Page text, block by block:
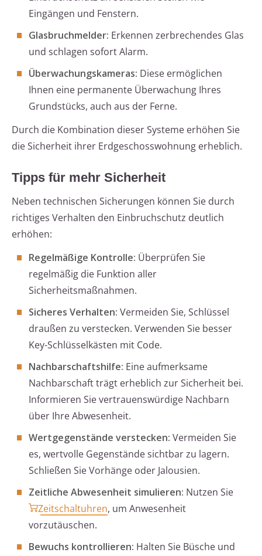
Eingängen und Fenstern.
Glasbruchmelder: Erkennen zerbrechendes Glas
und schlagen sofort Alarm.
Überwachungskameras: Diese ermöglichen
Ihnen eine permanente Überwachung Ihres
Grundstücks, auch aus der Ferne.
Durch die Kombination dieser Systeme erhöhen Sie
die Sicherheit ihrer Erdgeschosswohnung erheblich.
Tipps für mehr Sicherheit
Neben technischen Sicherungen können Sie durch
richtiges Verhalten den Einbruchschutz deutlich
erhöhen:
Regelmäßige Kontrolle: Überprüfen Sie
regelmäßig die Funktion aller
Sicherheitsmaßnahmen.
Sicheres Verhalten: Vermeiden Sie, Schlüssel
draußen zu verstecken. Verwenden Sie besser
Key-Schlüsselkästen mit Code.
Nachbarschaftshilfe: Eine aufmerksame
Nachbarschaft trägt erheblich zur Sicherheit bei.
Informieren Sie vertrauenswürdige Nachbarn
über Ihre Abwesenheit.
Wertgegenstände verstecken: Vermeiden Sie
es, wertvolle Gegenstände sichtbar zu lagern.
Schließen Sie Vorhänge oder Jalousien.
Zeitliche Abwesenheit simulieren: Nutzen Sie
Zeitschaltuhren, um Anwesenheit
vorzutäuschen.
Bewuchs kontrollieren: Halten Sie Büsche und